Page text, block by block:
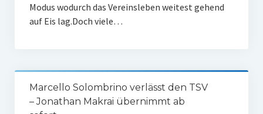
Eltern-Kind-Turnen
Verein
Modus wodurch das Vereinsleben weitest gehend
auf Eis lag.​Doch viele…
Marcello Solombrino verlässt den TSV
– Jonathan Makrai übernimmt ab